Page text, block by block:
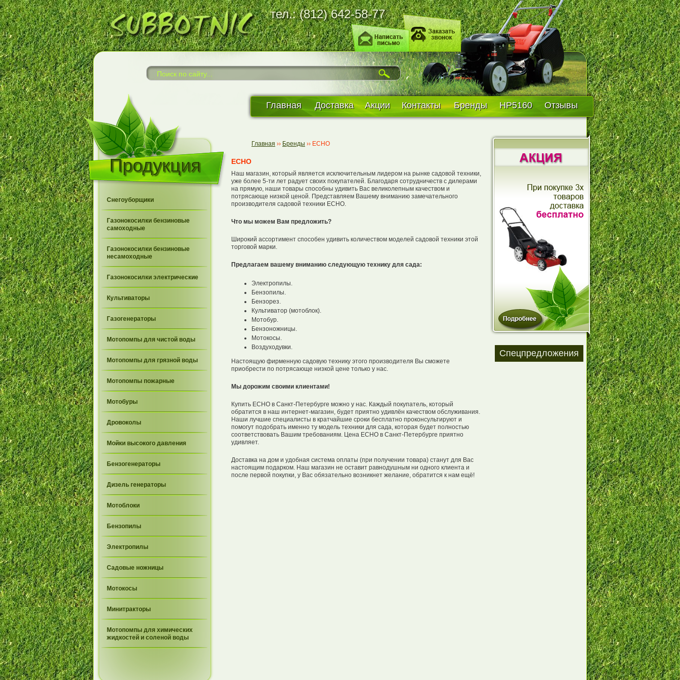
тел.: (812) 642-58-77
Главная Доставка Акции Контакты Бренды HP5160 Отзывы
Продукция
Снегоуборщики
Газонокосилки бензиновые
самоходные
Газонокосилки бензиновые
несамоходные
Газонокосилки электрические
Культиваторы
Газогенераторы
Мотопомпы для чистой воды
Мотопомпы для грязной воды
Мотопомпы пожарные
Мотобуры
Дровоколы
Мойки высокого давления
Бензогенераторы
Дизель генераторы
Мотоблоки
Бензопилы
Электропилы
Садовые ножницы
Мотокосы
Минитракторы
Мотопомпы для химических
жидкостей и соленой воды
Спецпредложения
Главная ›› Бренды ›› ЕСНО
ЕСНО
Наш магазин, который является исключительным лидером на рынке садовой техники,
уже более 5-ти лет радует своих покупателей. Благодаря сотрудничеств с дилерами
на прямую, наши товары способны удивить Вас великолепным качеством и
потрясающе низкой ценой. Представляем Вашему вниманию замечательного
производителя садовой техники ECHO.
Что мы можем Вам предложить?
Широкий ассортимент способен удивить количеством моделей садовой техники этой
торговой марки.
Предлагаем вашему вниманию следующую технику для сада:
Электропилы.
Бензопилы.
Бензорез.
Культиватор (мотоблок).
Мотобур.
Бензоножницы.
Мотокосы.
Воздуходувки.
Настоящую фирменную садовую технику этого производителя Вы сможете
приобрести по потрясающе низкой цене только у нас.
Мы дорожим своими клиентами!
Купить ЕСНО в Санкт-Петербурге можно у нас. Каждый покупатель, который
обратится в наш интернет-магазин, будет приятно удивлён качеством обслуживания.
Наши лучшие специалисты в кратчайшие сроки бесплатно проконсультируют и
помогут подобрать именно ту модель техники для сада, которая будет полностью
соответствовать Вашим требованиям. Цена ЕСНО в Санкт-Петербурге приятно
удивляет.
Доставка на дом и удобная система оплаты (при получении товара) станут для Вас
настоящим подарком. Наш магазин не оставит равнодушным ни одного клиента и
после первой покупки, у Вас обязательно возникнет желание, обратится к нам ещё!